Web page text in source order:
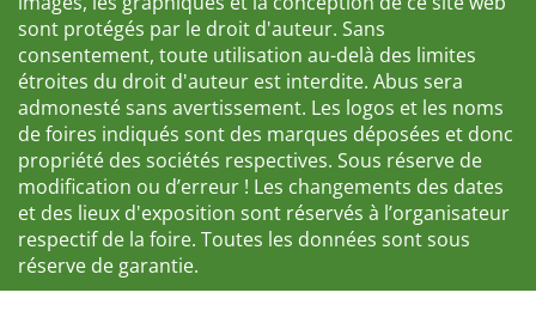
sont protégés par le droit d'auteur. Sans
consentement, toute utilisation au-delà des limites
étroites du droit d'auteur est interdite. Abus sera
admonesté sans avertissement. Les logos et les noms
de foires indiqués sont des marques déposées et donc
propriété des sociétés respectives. Sous réserve de
modification ou d’erreur ! Les changements des dates
et des lieux d'exposition sont réservés à l’organisateur
respectif de la foire. Toutes les données sont sous
réserve de garantie.